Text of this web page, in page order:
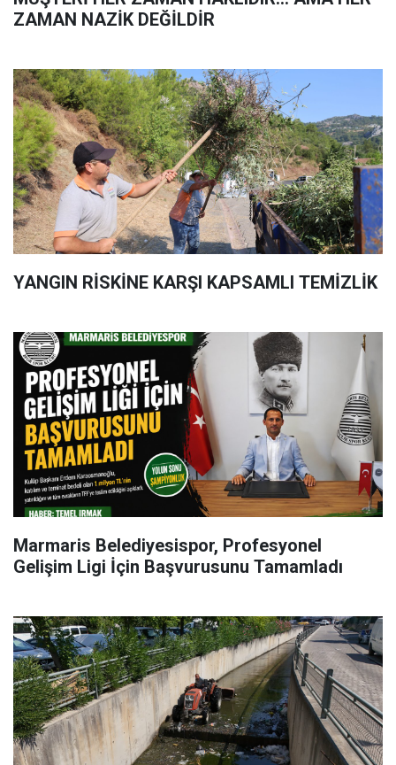
ZAMAN NAZİK DEĞİLDİR
YANGIN RİSKİNE KARŞI KAPSAMLI TEMİZLİK
Marmaris Belediyesispor, Profesyonel
Gelişim Ligi İçin Başvurusunu Tamamladı